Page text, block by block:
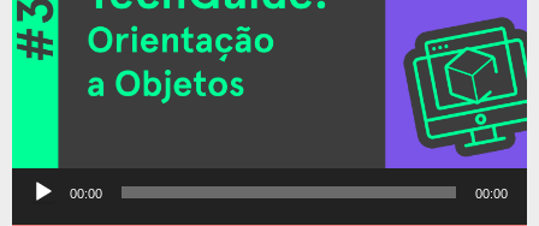
Tocador00:00 00:00